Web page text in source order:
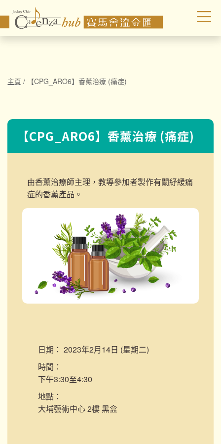
主頁 / 【CPG_ARO6】香薰治療 (痛症)
【CPG_ARO6】香薰治療 (痛症)
由香薰治療師主理，教導參加者製作有關紓緩痛
症的香薰產品。
日期： 2023年2月14日 (星期二)
時間：
下午3:30至4:30
地點：
大埔藝術中心 2樓 黑盒